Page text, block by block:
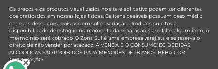
Os preços e os produtos visualizados no site e aplicativo podem ser diferentes
dos praticados em nossas lojas físicas. Os itens pesáveis possuem peso médio
em suas descrições, pois podem sofrer variação. Produtos sujeitos à
disponibilidade de estoque no momento da separação. Caso falte algum item, o
mesmo não será cobrado. O Zona Sul é uma empresa varejista e se reserva o
direito de não vender por atacado. A VENDA E O CONSUMO DE BEBIDAS
ALCOÓLICAS SÃO PROIBIDOS PARA MENORES DE 18 ANOS. BEBA COM
MODERAÇÃO.